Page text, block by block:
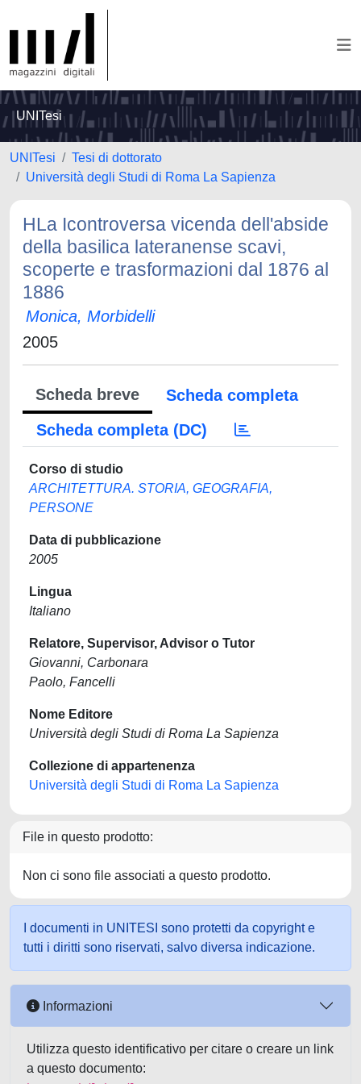
UNITesi
UNITesi
Tesi di dottorato
Università degli Studi di Roma La Sapienza
HLa Icontroversa vicenda dell'abside
della basilica lateranense scavi,
scoperte e trasformazioni dal 1876 al
1886
Monica, Morbidelli
2005
Scheda breve
Scheda completa
Scheda completa (DC)
Corso di studio
ARCHITETTURA. STORIA, GEOGRAFIA,
PERSONE
Data di pubblicazione
2005
Lingua
Italiano
Relatore, Supervisor, Advisor o Tutor
Giovanni, Carbonara
Paolo, Fancelli
Nome Editore
Università degli Studi di Roma La Sapienza
Collezione di appartenenza
Università degli Studi di Roma La Sapienza
File in questo prodotto:
Non ci sono file associati a questo prodotto.
I documenti in UNITESI sono protetti da copyright e
tutti i diritti sono riservati, salvo diversa indicazione.
Informazioni
Utilizza questo identificativo per citare o creare un link
a questo documento: